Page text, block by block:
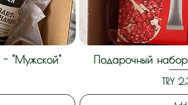
- "Мужской" Подарочный
Price
TRY